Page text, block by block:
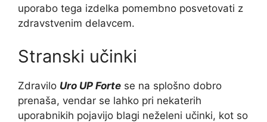
uporabo tega izdelka pomembno posvetovati z
zdravstvenim delavcem.
Stranski učinki
Zdravilo Uro UP Forte se na splošno dobro
prenaša, vendar se lahko pri nekaterih
uporabnikih pojavijo blagi neželeni učinki, kot so